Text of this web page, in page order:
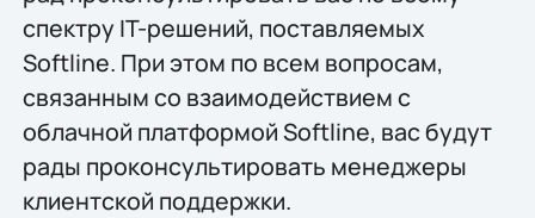
спектру IT-решений, поставляемых
Softline. При этом по всем вопросам,
связанным со взаимодействием с
облачной платформой Softline, вас будут
рады проконсультировать менеджеры
клиентской поддержки.